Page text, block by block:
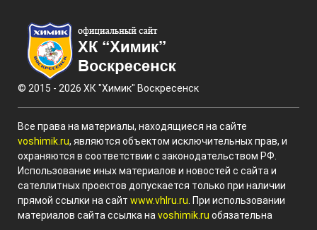
© 2015 - 2026 ХК "Химик" Воскресенск
Все права на материалы, находящиеся на сайте
voshimik.ru, являются объектом исключительных прав, и
охраняются в соответствии с законодательством РФ.
Использование иных материалов и новостей с сайта и
сателлитных проектов допускается только при наличии
прямой ссылки на сайт www.vhlru.ru . При использовании
материалов сайта ссылка на voshimik.ru обязательна